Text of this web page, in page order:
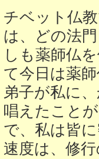
チベット仏
は、どの法
しも薬師仏
て今日は薬
弟子が私に
唱えたこと
で、私は皆
速度は、修